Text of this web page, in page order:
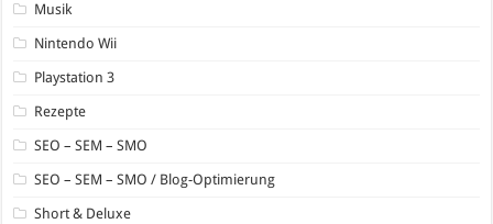
Musik
Nintendo Wii
Playstation 3
Rezepte
SEO – SEM – SMO
SEO – SEM – SMO / Blog-Optimierung
Short & Deluxe